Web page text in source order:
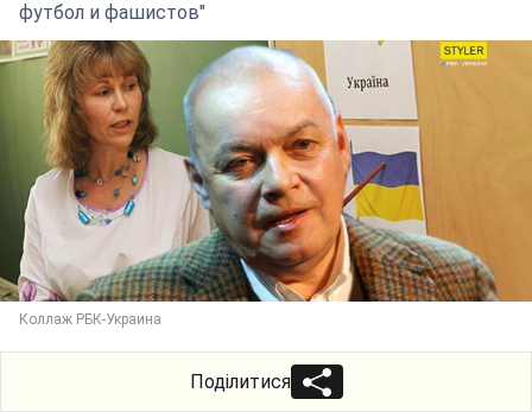
футбол и фашистов"
Коллаж РБК-Украина
Поділитися